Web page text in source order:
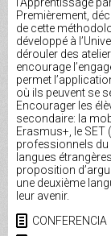
Premièrement,
de cette
développé à
dérouler des
encourage
permet
où ils peuvent se
Encourager les
secondaire: la
Erasmus+, le
professionnels du
langues
proposition
une deuxième
leur avenir.
CONFERENCIA